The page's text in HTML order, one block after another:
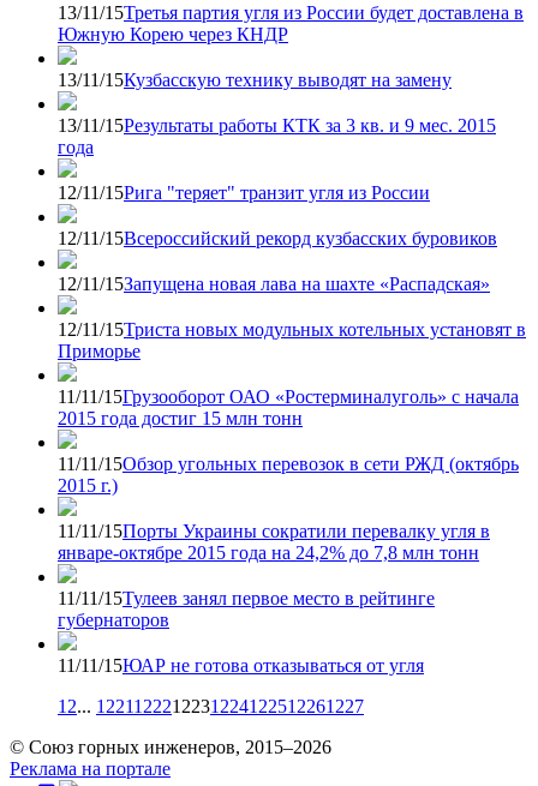
13/11/15Третья партия угля из России будет доставлена в
Южную Корею через КНДР
13/11/15Кузбасскую технику выводят на замену
13/11/15Результаты работы КТК за 3 кв. и 9 мес. 2015
года
12/11/15Рига "теряет" транзит угля из России
12/11/15Всероссийский рекорд кузбасских буровиков
12/11/15Запущена новая лава на шахте «Распадская»
12/11/15Триста новых модульных котельных установят в
Приморье
11/11/15Грузооборот ОАО «Ростерминалуголь» с начала
2015 года достиг 15 млн тонн
11/11/15Обзор угольных перевозок в сети РЖД (октябрь
2015 г.)
11/11/15Порты Украины сократили перевалку угля в
январе-октябре 2015 года на 24,2% до 7,8 млн тонн
11/11/15Тулеев занял первое место в рейтинге
губернаторов
11/11/15ЮАР не готова отказываться от угля
1 2... 1221122212231224122512261227
© Союз горных инженеров, 2015–2026
Реклама на портале